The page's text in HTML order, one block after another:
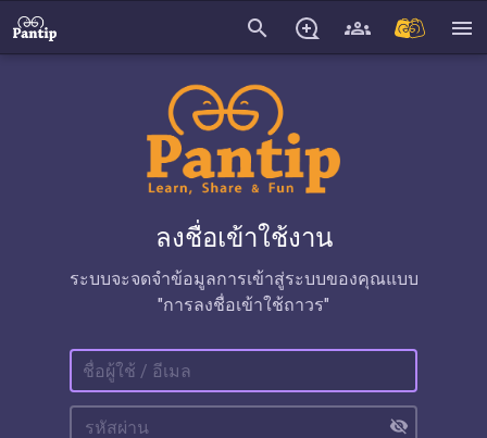
search menu
ลงชื่อเข้าใช้งาน
ระบบจะจดจำข้อมูลการเข้าสู่ระบบของคุณแบบ
"การลงชื่อเข้าใช้ถาวร"
visibility_off